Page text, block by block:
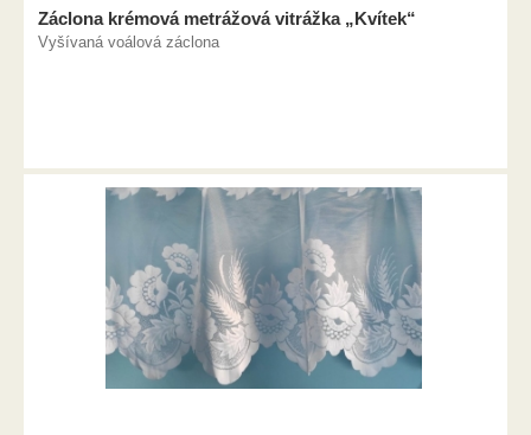
Záclona krémová metrážová vitrážka „Kvítek“
Vyšívaná voálová záclona